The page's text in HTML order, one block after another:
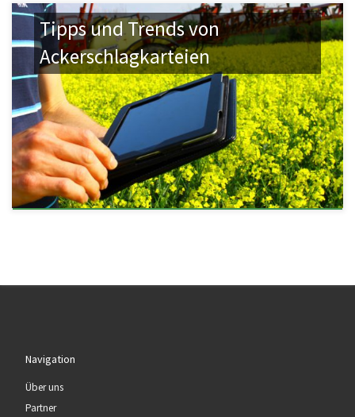
Tipps und Trends von
Ackerschlagkarteien
Navigation
Über uns
Partner